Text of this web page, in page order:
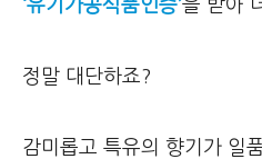
‘유기가공식품인증’을 받아
정말 대단하죠?
감미롭고 특유의 향기가 일